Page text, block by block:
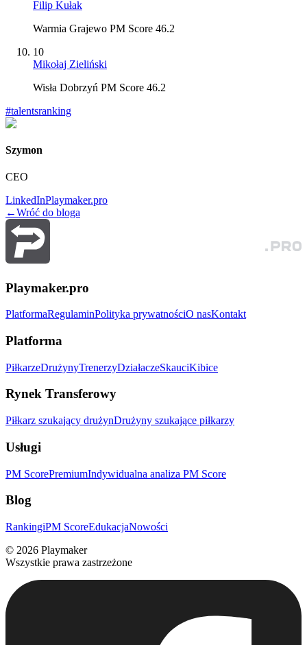
Filip Kułak
Warmia Grajewo PM Score 46.2
10
Mikołaj Zieliński
Wisła Dobrzyń PM Score 46.2
#talentsranking
Szymon
CEO
LinkedInPlaymaker.pro
←Wróć do bloga
Playmaker.pro
PlatformaRegulaminPolityka prywatnościO nasKontakt
Platforma
PiłkarzeDrużynyTrenerzyDziałaczeSkauciKibice
Rynek Transferowy
Piłkarz szukający drużynDrużyny szukające piłkarzy
Usługi
PM ScorePremiumIndywidualna analiza PM Score
Blog
RankingiPM ScoreEdukacjaNowości
© 2026 Playmaker
Wszystkie prawa zastrzeżone